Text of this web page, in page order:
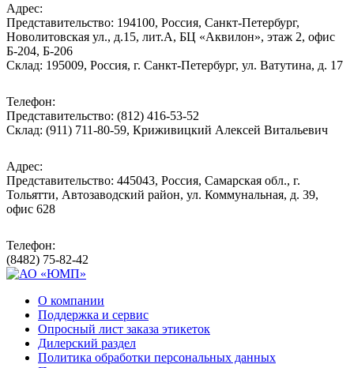
Адрес:
Представительство: 194100, Россия, Санкт-Петербург,
Новолитовская ул., д.15, лит.А, БЦ «Аквилон», этаж 2, офис
Б-204, Б-206
Склад: 195009, Россия, г. Санкт-Петербург, ул. Ватутина, д. 17
Телефон:
Представительство: (812) 416-53-52
Склад: (911) 711-80-59, Криживицкий Алексей Витальевич
Адрес:
Представительство: 445043, Россия, Самарская обл., г.
Тольятти, Автозаводский район, ул. Коммунальная, д. 39,
офис 628
Телефон:
(8482) 75-82-42
О компании
Поддержка и сервис
Опросный лист заказа этикеток
Дилерский раздел
Политика обработки персональных данных